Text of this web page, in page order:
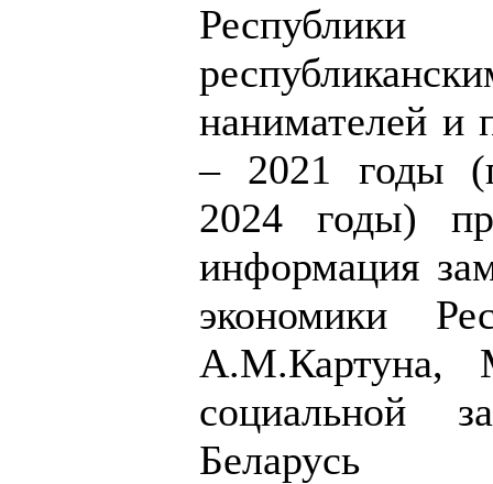
нанимателей и
– 2021 годы
2024 годы)
информация
экономики
А.М.Картуна,
социальной
Беларусь